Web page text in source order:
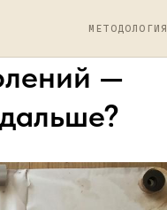
МЕТОДОЛОГИЯ
—